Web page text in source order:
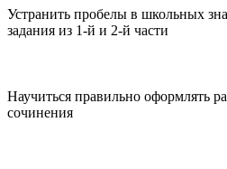
Устранить пробелы в школьных
задания из 1-й и 2-й части
Научиться правильно оформлять
сочинения